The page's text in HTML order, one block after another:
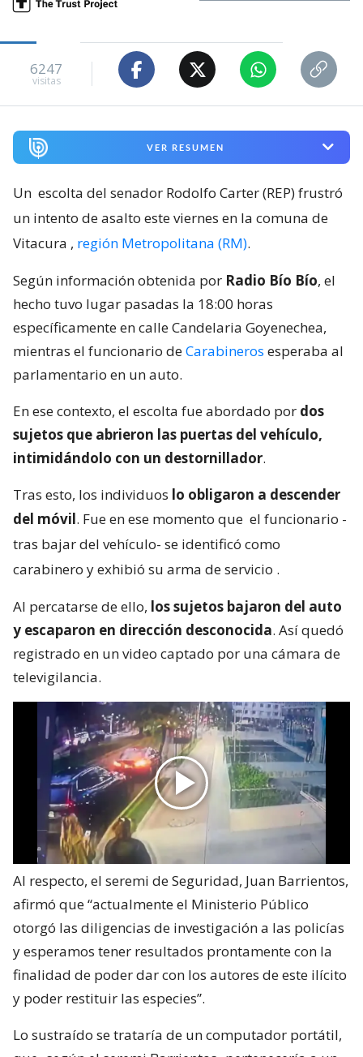
6247
visitas
VER RESUMEN
Un escolta del senador Rodolfo Carter (REP) frustró
un intento de asalto este viernes en la comuna de
Vitacura , región Metropolitana (RM).
Según información obtenida por Radio Bío Bío, el
hecho tuvo lugar pasadas la 18:00 horas
específicamente en calle Candelaria Goyenechea,
mientras el funcionario deCarabineros esperaba al
parlamentario en un auto.
En ese contexto, el escolta fue abordado por dos
sujetos que abrieron las puertas del vehículo,
intimidándolo con un destornillador.
Tras esto, los individuos lo obligaron a descender
del móvil. Fue en ese momento que el funcionario -
tras bajar del vehículo- se identificó como
carabinero y exhibió su arma de servicio .
Al percatarse de ello, los sujetos bajaron del auto
y escaparon en dirección desconocida. Así quedó
registrado en un video captado por una cámara de
televigilancia.
Al respecto, el seremi de Seguridad, Juan Barrientos,
afirmó que “actualmente el Ministerio Público
otorgó las diligencias de investigación a las policías
y esperamos tener resultados prontamente con la
finalidad de poder dar con los autores de este ilícito
y poder restituir las especies”.
Lo sustraído se trataría de un computador portátil,